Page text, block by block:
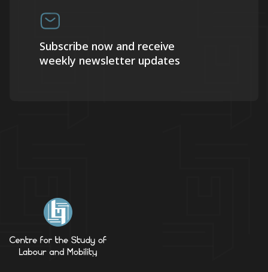
Subscribe now and receive
weekly newsletter updates